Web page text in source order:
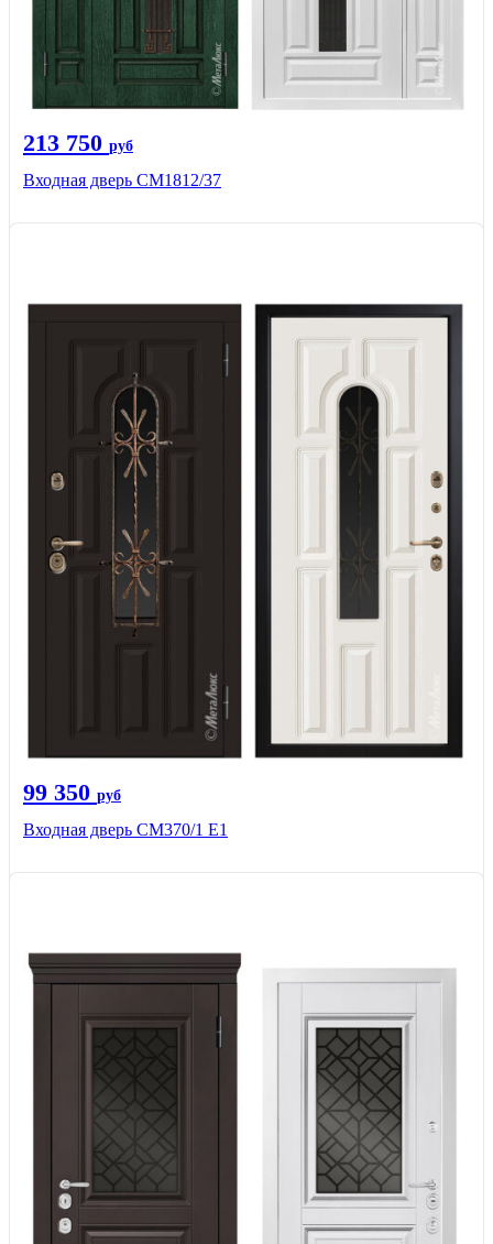
213 750 руб
Входная дверь СМ1812/37
99 350 руб
Входная дверь СМ370/1 Е1